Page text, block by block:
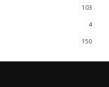
103
4
150